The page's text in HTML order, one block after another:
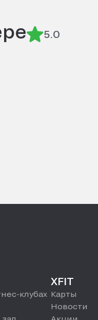
5.0
клубах
XFIT
Карты
Новости